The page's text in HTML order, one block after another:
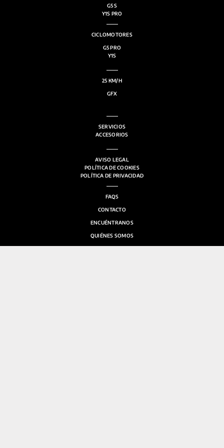
G5 S
Y1S PRO
CICLOMOTORES
G5 PRO
Y1S
25 KM/H
GFX
SERVICIOS
ACCESORIOS
AVISO LEGAL
POLÍTICA DE COOKIES
POLÍTICA DE PRIVACIDAD
FAQS
CONTACTO
ENCUÉNTRANOS
QUIÉNES SOMOS